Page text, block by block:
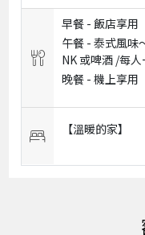
早餐 -飯店享用
午餐 -泰式風味
NK 或啤酒 /每人
晚餐 -機上享用
【溫暖的家】